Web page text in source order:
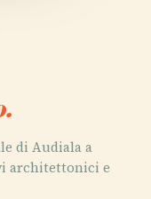
di Audiala a
architettonici e